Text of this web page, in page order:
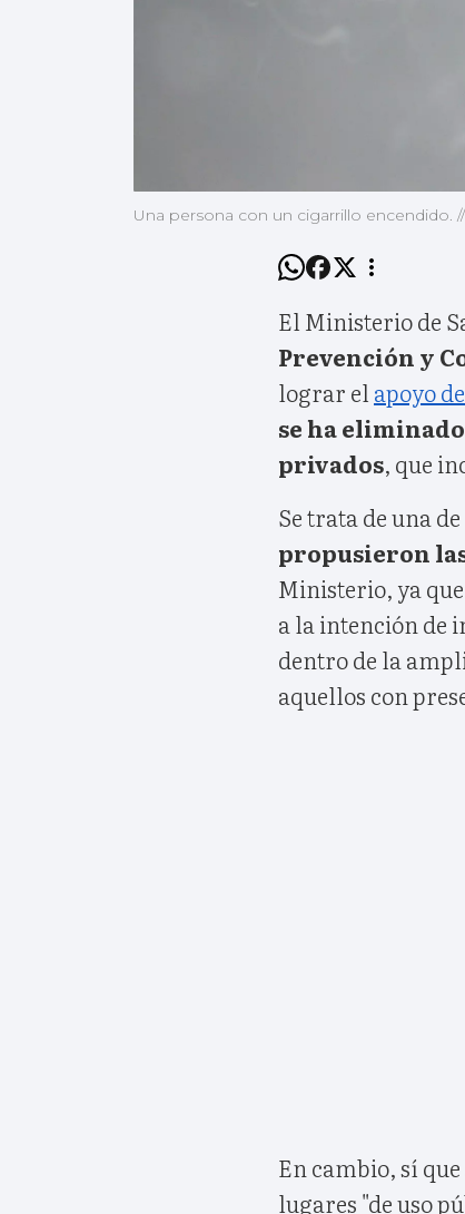
Una persona con un cigarrillo encendido.
El Ministerio de
Prevención y
lograr el apoyo
se ha
privados, que
Se trata de una
propusieron
Ministerio, ya
a la intención de
dentro de la
aquellos con
En cambio, sí
lugares "de uso